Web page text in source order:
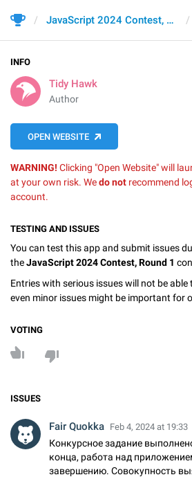
JavaScript 2024 Contest, Round 1
INFO
Tidy Hawk
Author
OPEN WEBSITE
WARNING! Clicking "Open Website" will
at your own risk. Wedo not recommend
account.
TESTING AND ISSUES
You can test this app and submit issues
theJavaScript 2024 Contest, Round 1
Entries with serious issues will not be
even minor issues might be important for
VOTING
ISSUES
Fair Quokka Feb 4, 2024 at 19:33
Конкурсное задание
конца, работа над
завершению. Совокупность